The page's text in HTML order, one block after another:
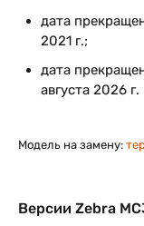
дата
2021 г.;
дата
августа 2026 г.
Модель на замену:
Версии Zebra